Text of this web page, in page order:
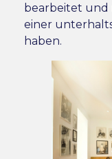
bearbeitet und
einer
haben.